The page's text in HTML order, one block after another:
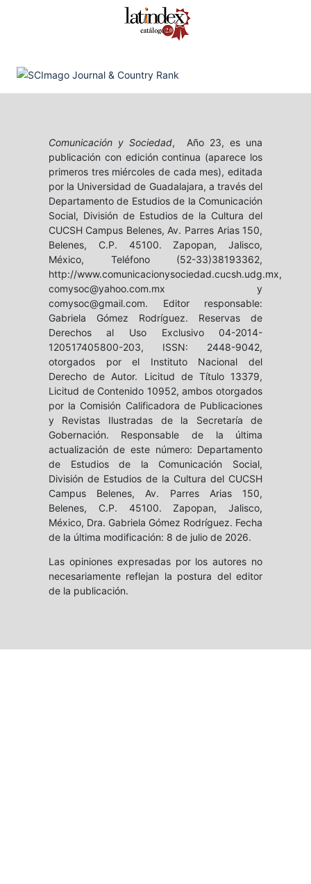
Comunicación y Sociedad, Año 23, es una
publicación con edición continua (aparece los
primeros tres miércoles de cada mes), editada
por la Universidad de Guadalajara, a través del
Departamento de Estudios de la Comunicación
Social, División de Estudios de la Cultura del
CUCSH Campus Belenes, Av. Parres Arias 150,
Belenes, C.P. 45100. Zapopan, Jalisco,
México, Teléfono (52-33)38193362,
http://www.comunicacionysociedad.cucsh.udg.mx,
comysoc@yahoo.com.mx y
comysoc@gmail.com. Editor responsable:
Gabriela Gómez Rodríguez. Reservas de
Derechos al Uso Exclusivo 04-2014-
120517405800-203, ISSN: 2448-9042,
otorgados por el Instituto Nacional del
Derecho de Autor. Licitud de Título 13379,
Licitud de Contenido 10952, ambos otorgados
por la Comisión Calificadora de Publicaciones
y Revistas Ilustradas de la Secretaría de
Gobernación. Responsable de la última
actualización de este número: Departamento
de Estudios de la Comunicación Social,
División de Estudios de la Cultura del CUCSH
Campus Belenes, Av. Parres Arias 150,
Belenes, C.P. 45100. Zapopan, Jalisco,
México, Dra. Gabriela Gómez Rodríguez. Fecha
de la última modificación: 8 de julio de 2026.
Las opiniones expresadas por los autores no
necesariamente reflejan la postura del editor
de la publicación.